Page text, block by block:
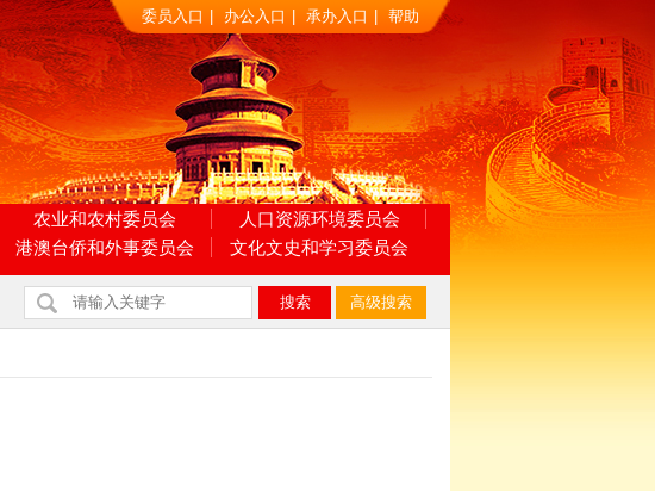
委员入口 办公入口 承办入口 帮助
农业和农村委员会
人口资源环境委员会
港澳台侨和外事委员会 文化文史和学习委员会